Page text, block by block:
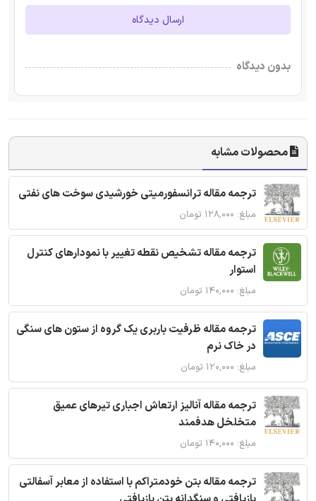
ارسال دیدگاه
بدون دیدگاه
محصولات مشابه
ترجمه مقاله ترانسفورمیتی خورشیدی سوخت های نفتی
مبلغ: ۱۲۸,۰۰۰ تومان
ترجمه مقاله تشخیص نقطه تغییر با نمودارهای کنترل
استوار
مبلغ: ۱۴۰,۰۰۰ تومان
ترجمه مقاله ظرفیت باربری یک گروه از ستون های سنگی
در خاک نرم
مبلغ: ۱۲۰,۰۰۰ تومان
ترجمه مقاله آنالیز ارتعاش اجباری تیرهای عمیق
متخلخل هدفمند
مبلغ: ۱۴۰,۰۰۰ تومان
ترجمه مقاله بتن خودمتراکم با استفاده از معابر آسفالتی